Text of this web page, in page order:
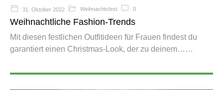
31. Oktober 2022 Weihnachtsfest 0
Weihnachtliche Fashion-Trends
Mit diesen festlichen Outfitideen für Frauen findest du
garantiert einen Christmas-Look, der zu deinem…